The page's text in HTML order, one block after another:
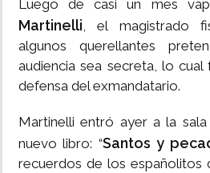
Luego de casi un mes
Martinelli, el magistrado
algunos querellantes
audiencia sea secreta, lo
defensa del exmandatario.
Martinelli entró ayer a la
nuevo libro: “Santos y
recuerdos de los españolitos